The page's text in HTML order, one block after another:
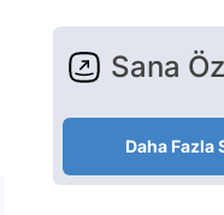
Sana
Daha Fazla